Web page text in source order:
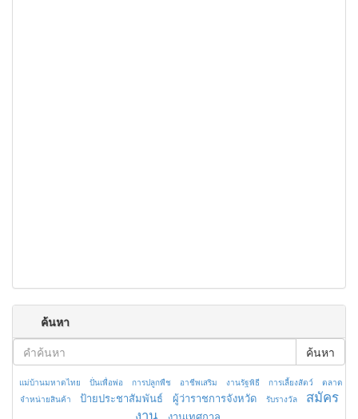
ค้นหา
ค้นหา
แม่บ้านมหาดไทย ปั่นเพื่อพ่อ การปลูกพืช อาชีพเสริม งานรัฐพิธี การเลี้ยงสัตว์
ตลาด
จำหน่ายสินค้า
ป้ายประชาสัมพันธ์ ผู้ว่าราชการจังหวัด รับรางวัล
สมัคร
งาน